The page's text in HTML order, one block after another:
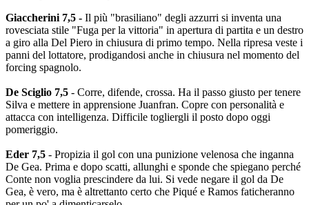
Giaccherini 7,5 - Il più "brasiliano" degli azzurri si inventa una
rovesciata stile "Fuga per la vittoria" in apertura di partita e un destro
a giro alla Del Piero in chiusura di primo tempo. Nella ripresa veste i
panni del lottatore, prodigandosi anche in chiusura nel momento del
forcing spagnolo.
De Sciglio 7,5 - Corre, difende, crossa. Ha il passo giusto per tenere
Silva e mettere in apprensione Juanfran. Copre con personalità e
attacca con intelligenza. Difficile togliergli il posto dopo oggi
pomeriggio.
Eder 7,5 - Propizia il gol con una punizione velenosa che inganna
De Gea. Prima e dopo scatti, allunghi e sponde che spiegano perché
Conte non voglia prescindere da lui. Si vede negare il gol da De
Gea, è vero, ma è altrettanto certo che Piqué e Ramos faticheranno